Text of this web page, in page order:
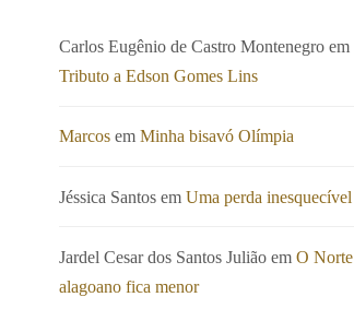
Carlos Eugênio de Castro Montenegro em
Tributo a Edson Gomes Lins
Marcos em Minha bisavó Olímpia
Jéssica Santos em Uma perda inesquecível
Jardel Cesar dos Santos Julião em O Norte
alagoano fica menor